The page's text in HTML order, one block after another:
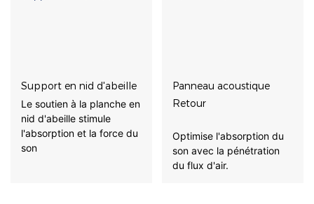
Support en nid d'abeille
Le soutien à la planche en
nid d'abeille stimule
l'absorption et la force du
son
Panneau acoustique
Retour
Optimise l'absorption du
son avec la pénétration
du flux d'air.